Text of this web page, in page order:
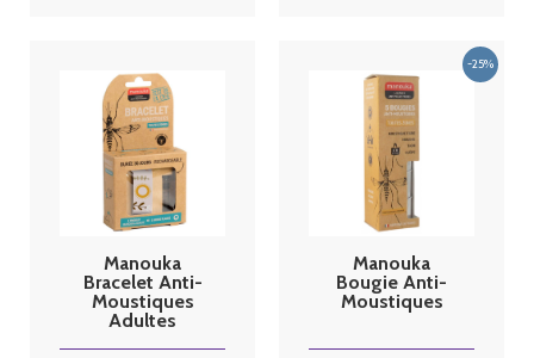
Manouka
Bracelet Anti-
Moustiques
Adultes
Manouka
Bougie Anti-
Moustiques